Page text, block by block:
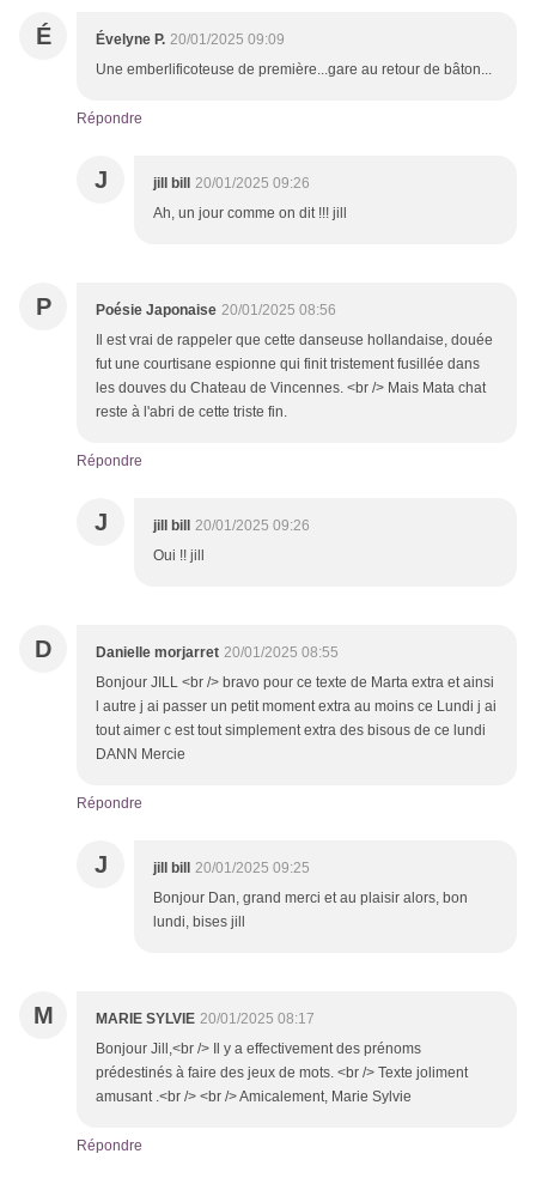
É Évelyne P. 20/01/2025 09:09
Une emberlificoteuse de première...gare au retour de bâton...
Répondre
J jill bill
20/01/2025 09:26
Ah, un jour comme on dit !!! jill
P Poésie Japonaise 20/01/2025 08:56
Il est vrai de rappeler que cette danseuse hollandaise, douée
fut une courtisane espionne qui finit tristement fusillée dans
les douves du Chateau de Vincennes. <br /> Mais Mata chat
reste à l'abri de cette triste fin.
Répondre
J jill bill
20/01/2025 09:26
Oui !! jill
D Danielle morjarret 20/01/2025 08:55
Bonjour JILL <br /> bravo pour ce texte de Marta extra et ainsi
l autre j ai passer un petit moment extra au moins ce Lundi j ai
tout aimer c est tout simplement extra des bisous de ce lundi
DANN Mercie
Répondre
J jill bill
20/01/2025 09:25
Bonjour Dan, grand merci et au plaisir alors, bon
lundi, bises jill
M MARIE SYLVIE 20/01/2025 08:17
Bonjour Jill,<br /> Il y a effectivement des prénoms
prédestinés à faire des jeux de mots. <br /> Texte joliment
amusant .<br /> <br /> Amicalement, Marie Sylvie
Répondre